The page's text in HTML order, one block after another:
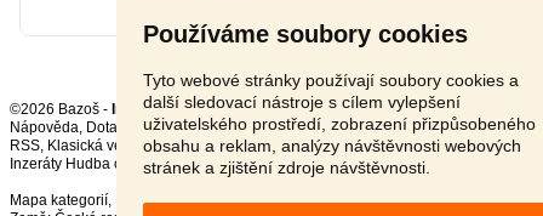
Používáme soubory cookies
Tyto webové stránky používají soubory cookies a
další sledovací nástroje s cílem vylepšení
uživatelského prostředí, zobrazení přizpůsobeného
obsahu a reklam, analýzy návštěvnosti webových
stránek a zjištění zdroje návštěvnosti.
©2026 Bazoš - Inzerce, Bazar
Nápověda, Dotazy Hodnocení,Kontakt,Reklama,Podmínky Ochrana údajů,
RSS,
Inzeráty Hudba celkem:18879, za 24 hodin:697
Mapa kategorií,
Nejvyhledávanější výrazy